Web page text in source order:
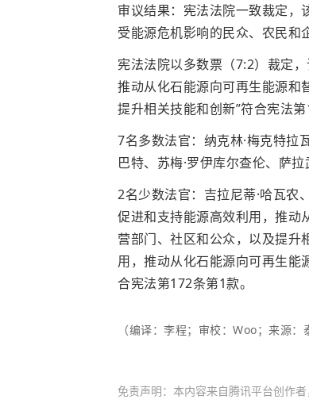
审议结果：宪法法院一致裁定
受能源危机影响的民众、农民和
宪法法院以多数票（7:2）裁定
推动从化石能源向可再生能源和
提升相关技能和创新”符合宪法第
7名多数法官：纳克林·梅克特拉
巴特、苏梅·罗伊库尔查伦、萨拉
2名少数法官：吉拉尼蒂·哈瓦农
促进和支持能源高效利用，推动
营部门、社区和公众，以及提升
用，推动从化石能源向可再生能
合宪法第172条第1款。
（编译：李程；审校：Woo；来源
免责声明：本内容来自腾讯平台创作